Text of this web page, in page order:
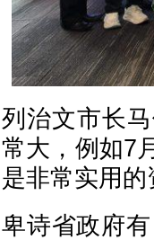
列治文市长
常大，例如7
是非常实用的
卑诗省政府有